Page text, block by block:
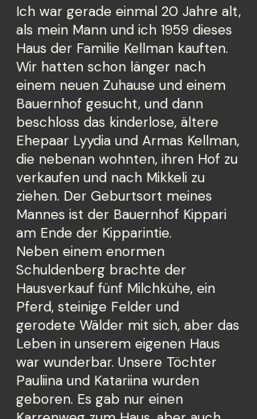
Ich war gerade einmal 20 Jahre alt,
als mein Mann und ich 1959 dieses
Haus der Familie Kellman kauften.
Wir hatten schon länger nach
einem neuen Zuhause und einem
Bauernhof gesucht, und dann
beschloss das kinderlose, ältere
Ehepaar Lyydia und Armas Kellman,
die nebenan wohnten, ihren Hof zu
verkaufen und nach Mikkeli zu
ziehen. Der Geburtsort meines
Mannes ist der Bauernhof Kippari
am Ende der Kipparintie.
Neben einem enormen
Schuldenberg brachte der
Hausverkauf fünf Milchkühe, ein
Pferd, steinige Felder und
gerodete Wälder mit sich, aber das
Leben in unserem eigenen Haus
war wunderbar. Unsere Töchter
Pauliina und Katariina wurden
geboren. Es gab nur einen